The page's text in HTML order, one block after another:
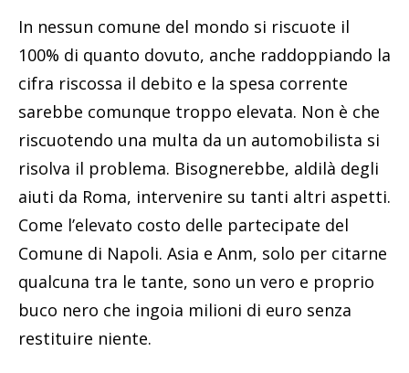
In nessun comune del mondo si riscuote il
100% di quanto dovuto, anche raddoppiando la
cifra riscossa il debito e la spesa corrente
sarebbe comunque troppo elevata. Non è che
riscuotendo una multa da un automobilista si
risolva il problema. Bisognerebbe, aldilà degli
aiuti da Roma, intervenire su tanti altri aspetti.
Come l’elevato costo delle partecipate del
Comune di Napoli. Asia e Anm, solo per citarne
qualcuna tra le tante, sono un vero e proprio
buco nero che ingoia milioni di euro senza
restituire niente.